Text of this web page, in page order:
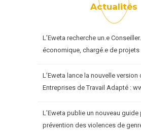
Actualités
L’Eweta recherche un.e
économique, chargé.e de projets
L’Eweta lance la nouvelle version
Entreprises de Travail Adapté :
L’Eweta publie un nouveau
prévention des violences de